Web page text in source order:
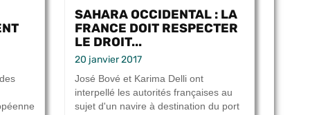
SAHARA OCCIDENTAL : LA
FRANCE DOIT RESPECTER
LE DROIT...
20 janvier 2017
José Bové et Karima Delli ont
interpellé les autorités françaises au
sujet d'un navire à destination du port